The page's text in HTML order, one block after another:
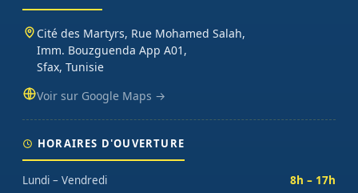
Cité des Martyrs, Rue Mohamed Salah,
Imm. Bouzguenda App A01,
Sfax, Tunisie
Voir sur Google Maps →
HORAIRES D'OUVERTURE
Lundi – Vendredi
8h – 17h